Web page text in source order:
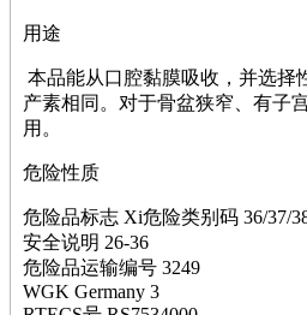
醛
噻吩
筛
砷
石
试纸
锶
松
素
酸
用途
本品能从口腔黏膜吸收，并选择
产素相同。对于骨盆狭窄、有子
用。
危险性质
危险品标志 Xi危险类别码 36/37/
安全说明 26-36
危险品运输编号 3249
WGK Germany 3